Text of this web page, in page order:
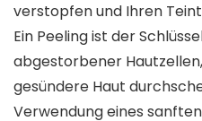
verstopfen und Ihren
Ein Peeling ist der
abgestorbener
gesündere Haut
Verwendung eines